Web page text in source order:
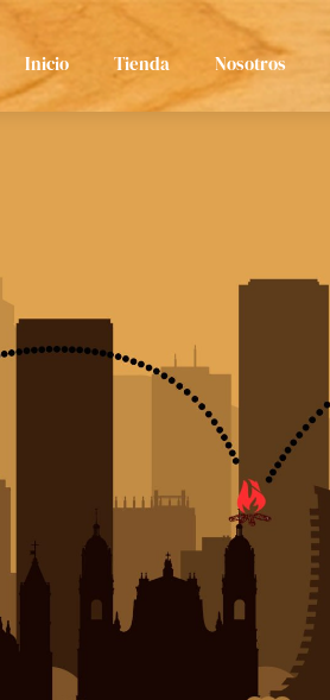
Inicio Tienda Nosotros